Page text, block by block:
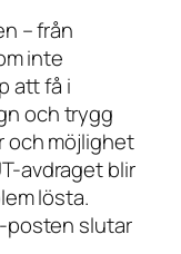
– från
inte
att få i
och trygg
och möjlighet
avdraget blir
lösta.
posten slutar